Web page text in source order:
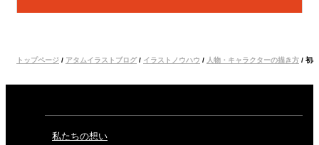
トップページ / アタムイラストブログ / イラストノウハウ / 人物・キャラクターの描き方 / 初
私たちの想い